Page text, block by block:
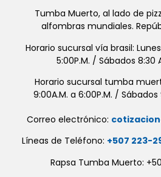
Tumba Muerto, al lado de
alfombras mundiales.
Horario sucursal vía brasil:
5:00P.M. / Sábados 8:30
Horario sucursal tumba
9:00A.M. a 6:00P.M. / Sábados
Correo electrónico:
Líneas de Teléfono: +507 223-
Rapsa Tumba Muerto: